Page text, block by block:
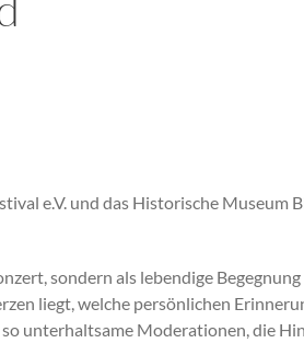
e.V. und das Historische
sondern als lebendige
liegt, welche persönlichen
unterhaltsame Moderationen, die